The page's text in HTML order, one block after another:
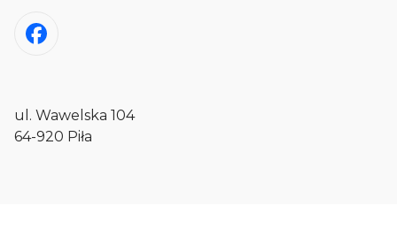
ul. Wawelska 104
64-920 Piła